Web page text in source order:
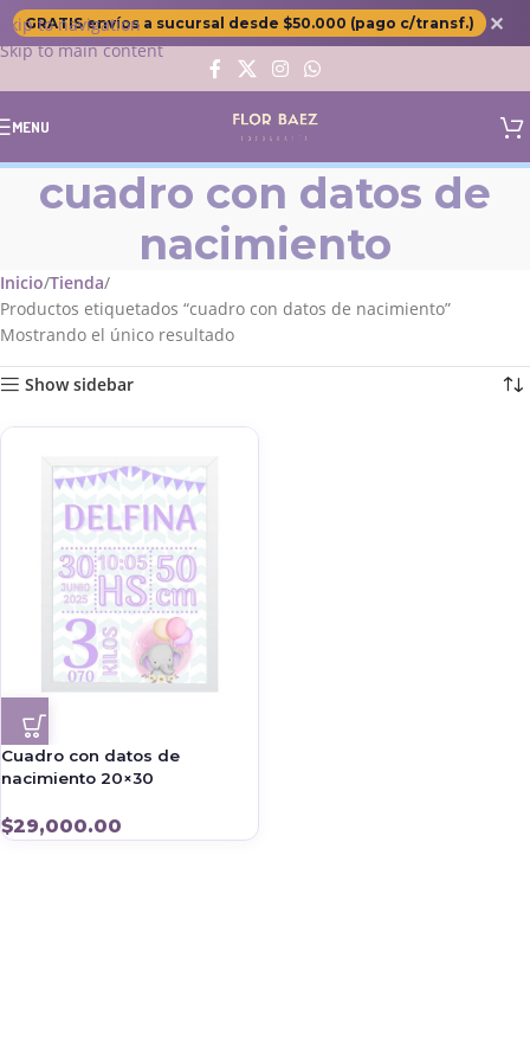
Skip to navigation
Skip to main content
GRATIS envíos a sucursal desde $50.000 (pago c/transf.) ✕
MENU
cuadro con datos de
nacimiento
Inicio Tienda
Productos etiquetados “cuadro con datos de nacimiento”
Mostrando el único resultado
Show sidebar
Cuadro con datos de
nacimiento 20×30
$29,000.00